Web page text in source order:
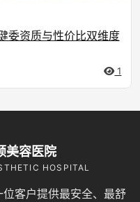
委资质与性价比双维度
1
美容医院
HOSPITAL
客户提供最安全、最舒